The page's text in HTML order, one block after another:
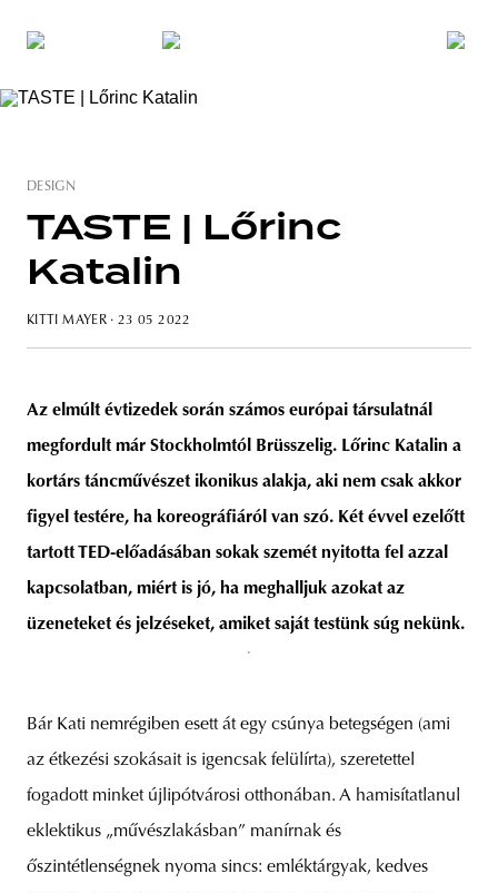
budapest poland branding
DESIGN
TASTE | Lőrinc
Katalin
KITTI MAYER· 23 05 2022
Az elmúlt évtizedek során számos európai társulatnál
megfordult már Stockholmtól Brüsszelig. Lőrinc Katalin a
kortárs táncművészet ikonikus alakja, aki nem csak akkor
figyel testére, ha koreográfiáról van szó. Két évvel ezelőtt
tartott TED-előadásában sokak szemét nyitotta fel azzal
kapcsolatban, miért is jó, ha meghalljuk azokat az
üzeneteket és jelzéseket, amiket saját testünk súg nekünk.
Bár Kati nemrégiben esett át egy csúnya betegségen (ami
az étkezési szokásait is igencsak felülírta), szeretettel
fogadott minket újlipótvárosi otthonában. A hamisítatlanul
eklektikus „művészlakásban” manírnak és
őszintétlenségnek nyoma sincs: emléktárgyak, kedves